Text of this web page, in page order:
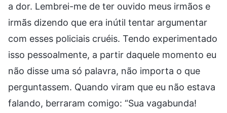
a dor. Lembrei-me de ter ouvido meus irmãos e
irmãs dizendo que era inútil tentar argumentar
com esses policiais cruéis. Tendo experimentado
isso pessoalmente, a partir daquele momento eu
não disse uma só palavra, não importa o que
perguntassem. Quando viram que eu não estava
falando, berraram comigo: “Sua vagabunda!